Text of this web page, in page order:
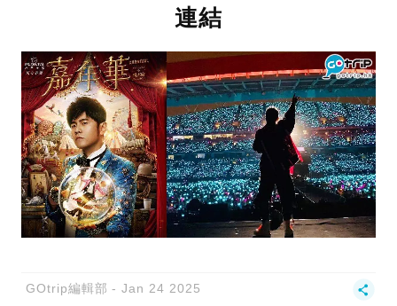
連結
GOtrip編輯部 Jan 24 2025